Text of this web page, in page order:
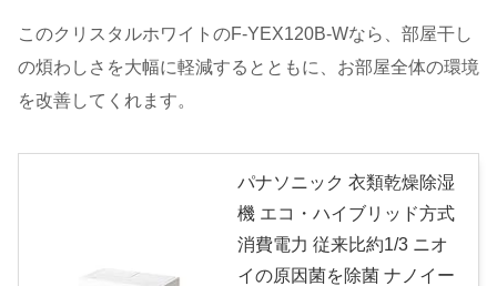
このクリスタルホワイトのF-YEX120B-Wなら、部屋干し
の煩わしさを大幅に軽減するとともに、お部屋全体の環境
を改善してくれます。
パナソニック 衣類乾燥除湿
機 エコ・ハイブリッド方式
消費電力 従来比約1/3 ニオ
イの原因菌を除菌 ナノイー